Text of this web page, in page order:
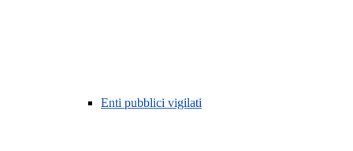
Enti pubblici vigilati